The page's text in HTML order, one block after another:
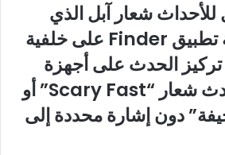
شعار آبل الذي
يتحول إلى أيقونة تطبيق Finder على خلفية
تركيز الحدث على أجهزة
ماك، ويحمل الحدث شعار “Scary Fast” أو
دون إشارة محددة إلى